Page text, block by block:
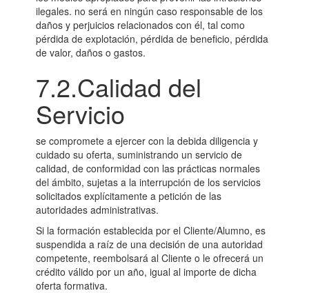
ilegales. no será en ningún caso responsable de los
daños y perjuicios relacionados con él, tal como
pérdida de explotación, pérdida de beneficio, pérdida
de valor, daños o gastos.
7.2.Calidad del
Servicio
se compromete a ejercer con la debida diligencia y
cuidado su oferta, suministrando un servicio de
calidad, de conformidad con las prácticas normales
del ámbito, sujetas a la interrupción de los servicios
solicitados explícitamente a petición de las
autoridades administrativas.
Si la formación establecida por el Cliente/Alumno, es
suspendida a raíz de una decisión de una autoridad
competente, reembolsará al Cliente o le ofrecerá un
crédito válido por un año, igual al importe de dicha
oferta formativa.